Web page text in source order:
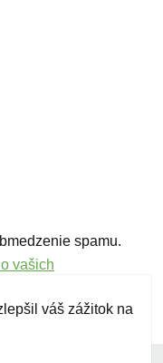
spamu.
vašich
váš zážitok na